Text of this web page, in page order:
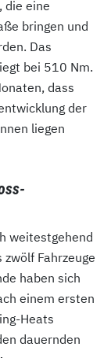
die eine
bringen und
Das
bei 510 Nm.
dass
der
liegen
weitestgehend
Fahrzeuge
haben sich
einem ersten
Heats
dauernden